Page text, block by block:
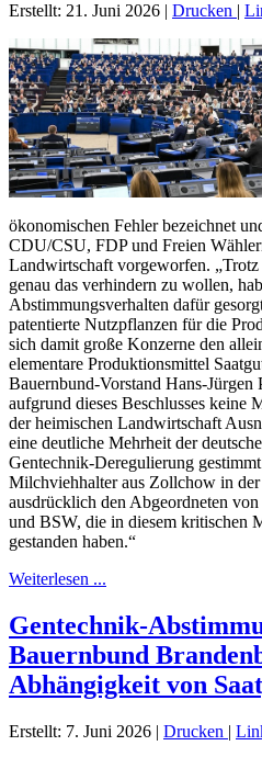
Erstellt: 21. Juni 2026 | Drucken |
ökonomischen Fehler bezeichnet
CDU/CSU, FDP und Freien
Landwirtschaft vorgeworfen.
genau das verhindern zu wollen,
Abstimmungsverhalten dafür
patentierte Nutzpflanzen für die
sich damit große Konzerne den
elementare Produktionsmittel
Bauernbund-Vorstand Hans-Jürgen
aufgrund dieses Beschlusses keine
der heimischen Landwirtschaft
eine deutliche Mehrheit der
Gentechnik-Deregulierung
Milchviehhalter aus Zollchow in
ausdrücklich den Abgeordneten
und BSW, die in diesem kritischen
gestanden haben.“
Weiterlesen ...
Gentechnik-
Bauernbund
Abhängigkeit von
Erstellt: 7. Juni 2026 | Drucken |